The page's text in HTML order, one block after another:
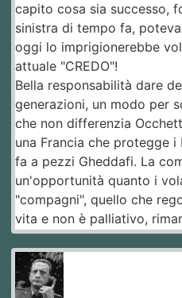
capito cosa sia successo,
sinistra di tempo fa,
oggi lo imprigionerebbe
attuale "CREDO"!
Bella responsabilità dare
generazioni, un modo per
che non differenzia
una Francia che protegge
fa a pezzi Gheddafi. La
un'opportunità quanto i
"compagni", quello che
vita e non è palliativo,